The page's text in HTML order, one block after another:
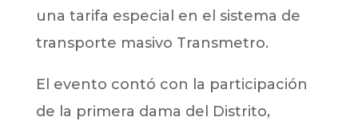
una tarifa especial en el sistema de
transporte masivo Transmetro.
El evento contó con la participación
de la primera dama del Distrito,